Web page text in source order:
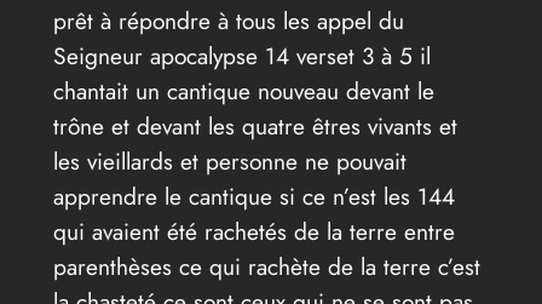
prêt à répondre à tous les appel du
Seigneur apocalypse 14 verset 3 à 5 il
chantait un cantique nouveau devant le
trône et devant les quatre êtres vivants et
les vieillards et personne ne pouvait
apprendre le cantique si ce n’est les 144
qui avaient été rachetés de la terre entre
parenthèses ce qui rachète de la terre c’est